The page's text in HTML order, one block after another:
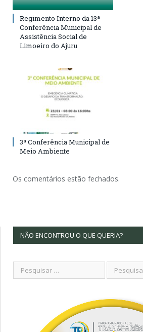
Regimento Interno da 13ª
Conferência Municipal de
Assistência Social de
Limoeiro do Ajuru
3ª Conferência Municipal de
Meio Ambiente
Os comentários estão fechados.
NÃO ENCONTROU O QUE QUERIA?